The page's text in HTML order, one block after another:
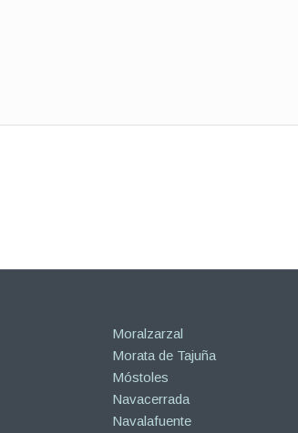
Moralzarzal
Morata de Tajuña
Móstoles
Navacerrada
Navalafuente